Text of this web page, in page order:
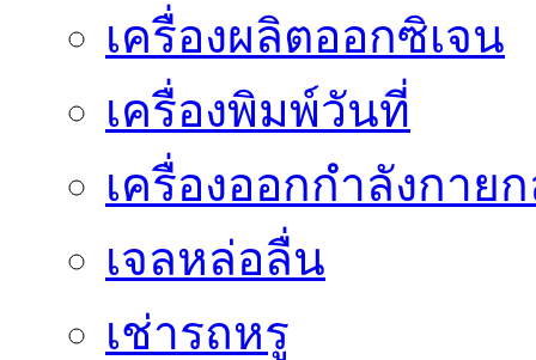
เครื่องผลิตออกซิเจน
เครื่องพิมพ์วันที่
เครื่องออกกำลังกาย
เจลหล่อลื่น
เช่ารถหรู